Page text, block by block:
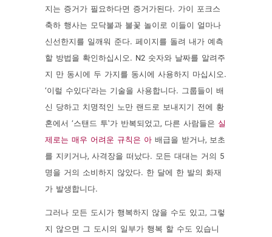
지는 증거가 필요하다면 증거가된다. 가이 포크스
축하 ​​행사는 모닥불과 불꽃 놀이로 이들이 얼마나
신선한지를 일깨워 준다. 페이지를 돌려 내가 예측
할 방법을 확인하십시오. N2 숫자와 날짜를 알려주
지 만 동시에 두 가지를 동시에 사용하지 마십시오.
‘이럴 수있다’라는 기술을 사용합니다. 그룹들이 배
신 당하고 치명적인 노만 랜드로 보내지기 전에 황
혼에서 ‘스탠드 투’가 반복되었고, 다른 사람들은 실
제로는 매우 어려운 규칙은 아 배급을 받거나, 보초
를 지키거나, 사격장을 떠났다. 모든 대대는 거의 5
명을 거의 소비하지 않았다. 한 달에 한 발의 화재
가 발생합니다.
그러나 모든 도시가 행복하지 않을 수도 있고, 그렇
지 않으면 그 도시의 일부가 행복 할 수도 있습니